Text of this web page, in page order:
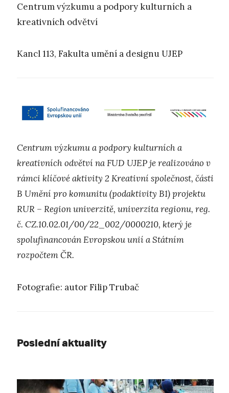
Centrum výzkumu a podpory kulturních a
kreativních odvětví
Kancl 113, Fakulta umění a designu UJEP
Centrum výzkumu a podpory kulturních a
kreativních odvětví na FUD UJEP je realizováno v
rámci klíčové aktivity 2 Kreativní společnost, části
B Umění pro komunitu (podaktivity B1) projektu
RUR – Region univerzitě, univerzita regionu, reg.
č. CZ.10.02.01/00/22_002/0000210, který je
spolufinancován Evropskou unií a Státním
rozpočtem ČR.
Fotografie: autor Filip Trubač
Poslední aktuality